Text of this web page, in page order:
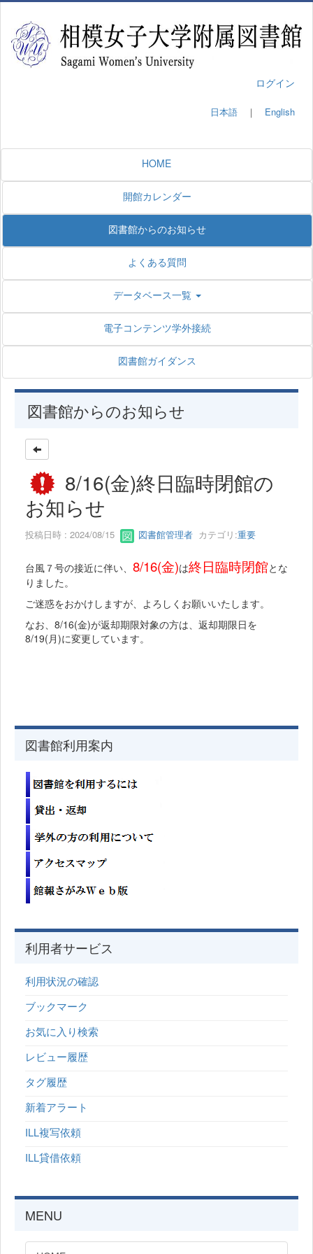
ログイン
日本語 ｜ English
HOME
開館カレンダー
図書館からのお知らせ
よくある質問
データベース一覧
電子コンテンツ学外接続
図書館ガイダンス
図書館からのお知らせ
8/16(金)終日臨時閉館の
お知らせ
投稿日時 : 2024/08/15 図書館管理者 カテゴリ:重要
台風７号の接近に伴い、 8/16(金)は終日臨時閉館とな
りました。
ご迷惑をおかけしますが、よろしくお願いいたします。
なお、8/16(金)が返却期限対象の方は、返却期限日を
8/19(月)に変更しています。
図書館利用案内
利用者サービス
利用状況の確認
ブックマーク
お気に入り検索
レビュー履歴
タグ履歴
新着アラート
ILL複写依頼
ILL貸借依頼
MENU